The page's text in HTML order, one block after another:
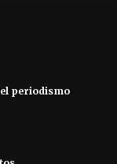
periodismo